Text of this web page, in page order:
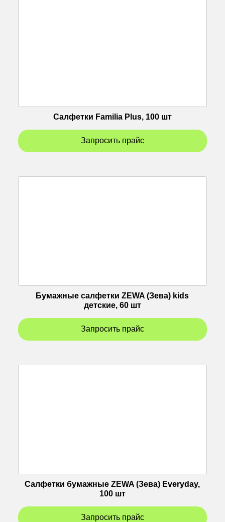
Салфетки Familia Plus, 100 шт
Запросить прайс
Бумажные салфетки ZEWA (Зева) kids
детские, 60 шт
Запросить прайс
Салфетки бумажные ZEWA (Зева) Everyday,
100 шт
Запросить прайс